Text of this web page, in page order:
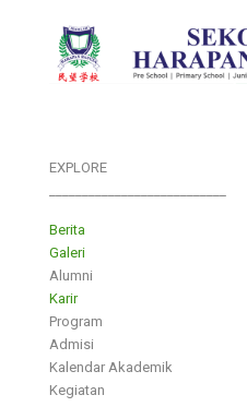
EXPLORE
Berita
Galeri
Alumni
Karir
Program
Admisi
Kalendar Akademik
Kegiatan